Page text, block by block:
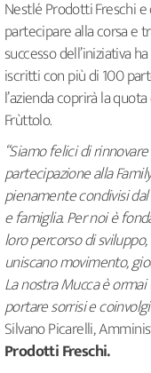
Nestlé Prodotti Freschi
partecipare alla corsa e
successo dell’iniziativa
iscritti con più di 100
l’azienda coprirà la
Frùttolo.
“Siamo felici di
partecipazione alla
pienamente condivisi
e famiglia. Per noi è
loro percorso di
uniscano movimento,
La nostra Mucca è
portare sorrisi e
Silvano Picarelli,
Prodotti Freschi.